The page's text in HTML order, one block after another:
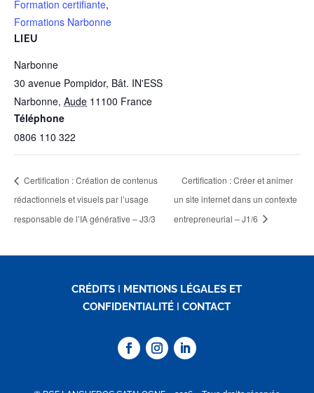
Formation certifiante,
Formations Narbonne
LIEU
Narbonne
30 avenue Pompidor, Bât. IN'ESS
Narbonne, Aude 11100 France
Téléphone
0806 110 322
Certification : Création de contenus
rédactionnels et visuels par l’usage
responsable de l’IA générative – J3/3
Certification : Créer et animer
un site internet dans un contexte
entrepreneurial – J1/6
CRÉDITS I MENTIONS LÉGALES ET
CONFIDENTIALITÉ ICONTACT